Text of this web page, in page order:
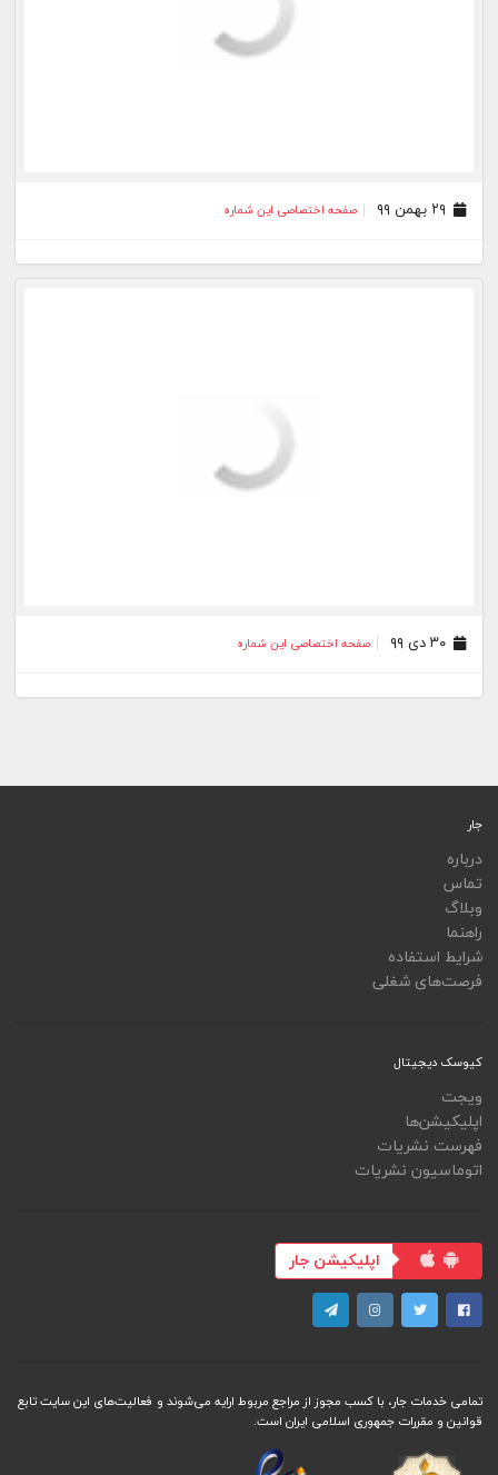
۲۹ بهمن ۹۹ صفحه اختصاصی این شماره
۳۰ دی ۹۹ صفحه اختصاصی این شماره
جار
درباره
تماس
وبلاگ
راهنما
شرایط استفاده
فرصت‌های شغلی
کیوسک دیجیتال
ویجت
اپلیکیشن‌ها
فهرست نشریات
اتوماسیون نشریات
اپلیکیشن جار
تمامی خدمات جار، با کسب مجوز از مراجع مربوط ارایه می‌شوند و فعاليت‌های اين سايت تابع
قوانين و مقررات جمهوری اسلامی ايران است.